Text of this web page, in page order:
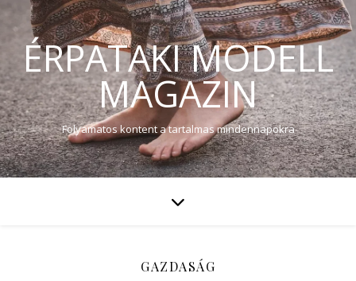
ÉRPATAKI MODELL
MAGAZIN
Folyamatos kontent a tartalmas mindennapokra
GAZDASÁG